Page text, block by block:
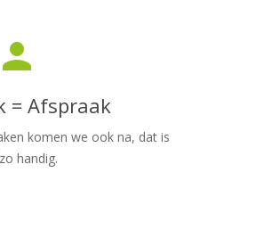
person
= Afspraak
komen we ook na, dat is
handig.